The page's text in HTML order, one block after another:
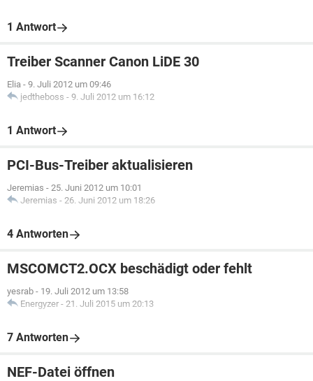
1 Antwort
Treiber Scanner Canon LiDE 30
Elia - 9. Juli 2012 um 09:46
jedtheboss - 9. Juli 2012 um 16:12
1 Antwort
PCI-Bus-Treiber aktualisieren
Jeremias - 25. Juni 2012 um 10:01
Jeremias - 26. Juni 2012 um 18:26
4 Antworten
MSCOMCT2.OCX beschädigt oder fehlt
yesrab - 19. Juli 2012 um 13:58
Energyzer - 21. Juli 2015 um 20:13
7 Antworten
NEF-Datei öffnen